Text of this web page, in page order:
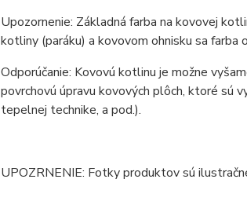
Upozornenie: Základná farba na kovovej
kotliny (paráku) a kovovom ohnisku sa farba
Odporúčanie: Kovovú kotlinu je možne
povrchovú úpravu kovových plôch, ktoré sú
tepelnej technike, a pod.).
UPOZRNENIE: Fotky produktov sú